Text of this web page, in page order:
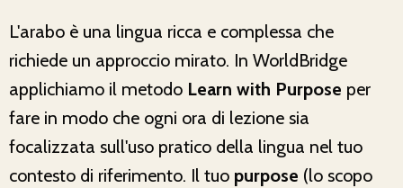
L'arabo è una lingua ricca e complessa che
richiede un approccio mirato. In WorldBridge
applichiamo il metodo Learn with Purpose per
fare in modo che ogni ora di lezione sia
focalizzata sull'uso pratico della lingua nel tuo
contesto di riferimento. Il tuo purpose (lo scopo